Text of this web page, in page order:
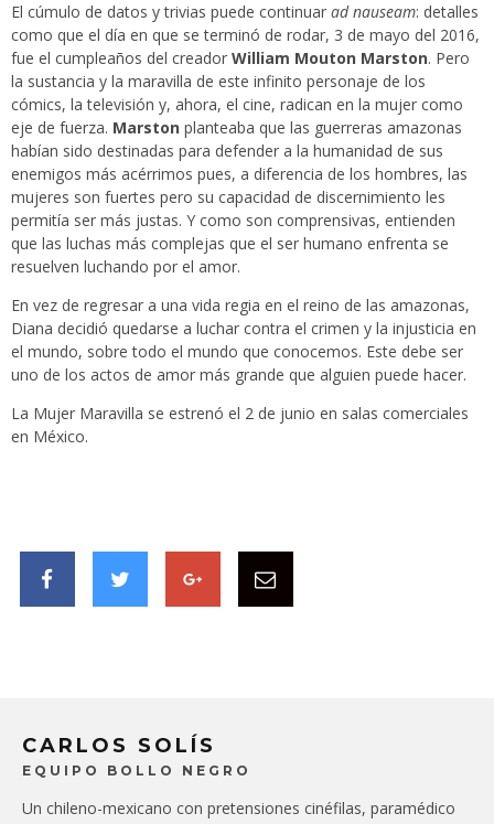
El cúmulo de datos y trivias puede continuar ad nauseam: detalles
como que el día en que se terminó de rodar, 3 de mayo del 2016,
fue el cumpleaños del creador William Mouton Marston. Pero
la sustancia y la maravilla de este infinito personaje de los
cómics, la televisión y, ahora, el cine, radican en la mujer como
eje de fuerza. Marston planteaba que las guerreras amazonas
habían sido destinadas para defender a la humanidad de sus
enemigos más acérrimos pues, a diferencia de los hombres, las
mujeres son fuertes pero su capacidad de discernimiento les
permitía ser más justas. Y como son comprensivas, entienden
que las luchas más complejas que el ser humano enfrenta se
resuelven luchando por el amor.
En vez de regresar a una vida regia en el reino de las amazonas,
Diana decidió quedarse a luchar contra el crimen y la injusticia en
el mundo, sobre todo el mundo que conocemos. Este debe ser
uno de los actos de amor más grande que alguien puede hacer.
La Mujer Maravilla se estrenó el 2 de junio en salas comerciales
en México.
CARLOS SOLÍS
EQUIPO BOLLO NEGRO
Un chileno-mexicano con pretensiones cinéfilas, paramédico